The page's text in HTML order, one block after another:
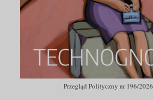
Przegląd Polityczny nr 196/2026